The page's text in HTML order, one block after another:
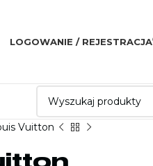
LOGOWANIE / REJESTRACJA
Vuitton